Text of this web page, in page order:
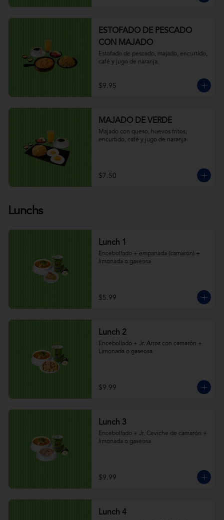
ESTOFADO DE PESCADO
CON MAJADO
Estofado de pescado, majado, encurtido,
café y jugo de naranja.
$9.95
MAJADO DE VERDE
Majado con queso, huevos fritos,
encurtido, café y jugo de naranja.
$7.50
Lunchs
Lunch 1
Encebollado + empanada (camarón) +
limonada o gaseosa
$5.99
Lunch 2
Encebollado + Jr. Arroz con camarón +
Limonada o gaseosa
$9.99
Lunch 3
Encebollado + Jr. Ceviche de camarón +
limonada o gaseosa
$9.99
Lunch 4